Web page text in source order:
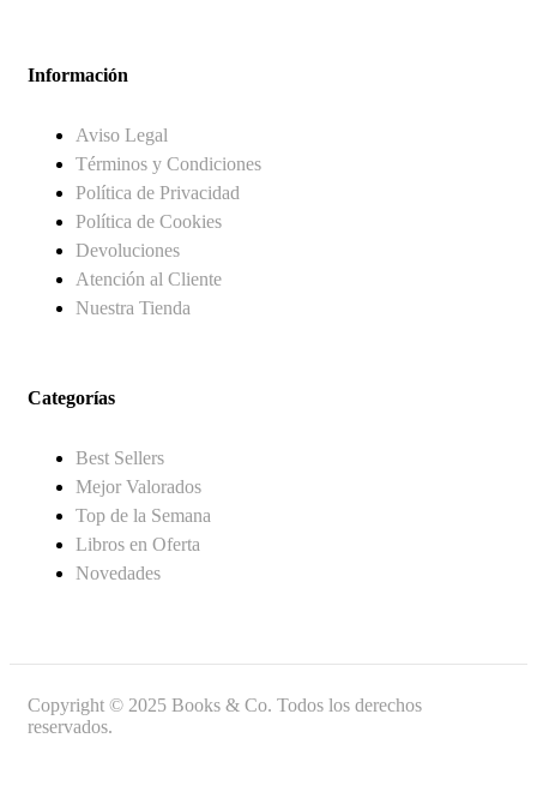
Información
Aviso Legal
Términos y Condiciones
Política de Privacidad
Política de Cookies
Devoluciones
Atención al Cliente
Nuestra Tienda
Categorías
Best Sellers
Mejor Valorados
Top de la Semana
Libros en Oferta
Novedades
Copyright © 2025 Books & Co. Todos los derechos
reservados.